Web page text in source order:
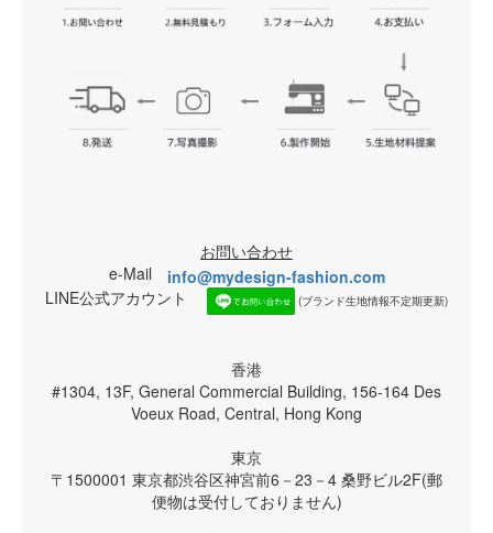
お問い合わせ
e-Mail info@mydesign-fashion.com
LINE公式アカウント
(ブランド生地情報不定期更新)
香港
#1304, 13F, General Commercial Building, 156-164 Des
Voeux Road, Central, Hong Kong
東京
〒1500001 東京都渋谷区神宮前6－23－4 桑野ビル2F(郵
便物は受付しておりません)